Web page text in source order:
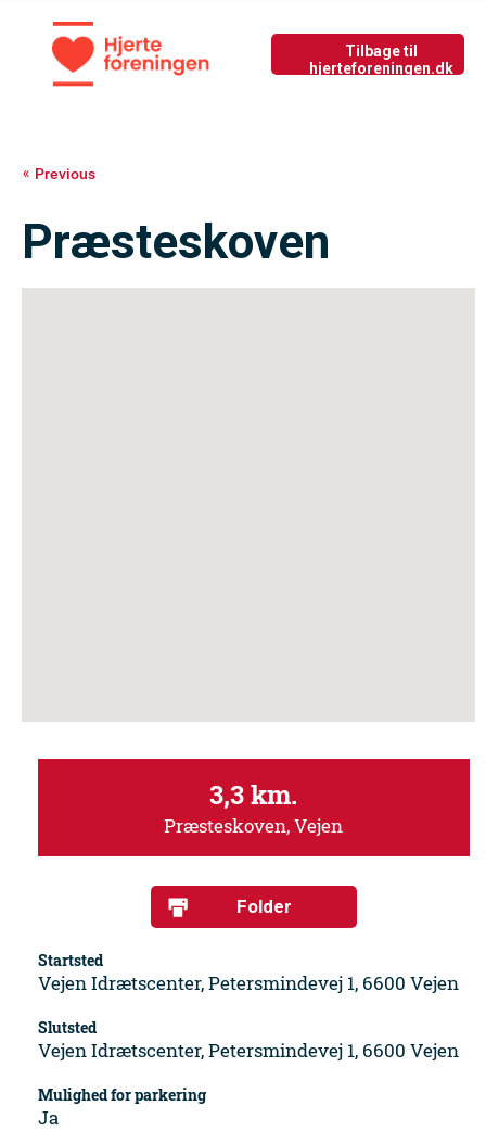
Tilbage til nyside
Previous
Præsteskoven
3,3 km.
Præsteskoven, Vejen
Folder
Startsted
Vejen Idrætscenter, Petersmindevej 1, 6600 Vejen
Slutsted
Vejen Idrætscenter, Petersmindevej 1, 6600 Vejen
Mulighed for parkering
Ja